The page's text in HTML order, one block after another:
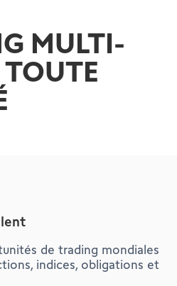
MULTI-
de trading mondiales
indices, obligations et